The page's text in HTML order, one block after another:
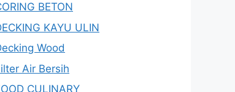
BETON
KAYU ULIN
Wood
Air Bersih
CULINARY